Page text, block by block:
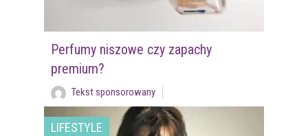
Perfumy niszowe czy zapachy
premium?
Tekst sponsorowany
LIFESTYLE